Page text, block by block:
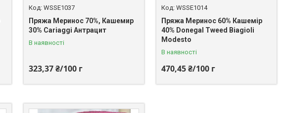
WSSE1037
Пряжа Меринос 70%, Кашемир
30% Cariaggi Антрацит
В наявності
323,37 ₴/100 г
WSSE1014
Пряжа Меринос 60% Кашемір
40% Donegal Tweed Biagioli
Modesto
В наявності
470,45 ₴/100 г